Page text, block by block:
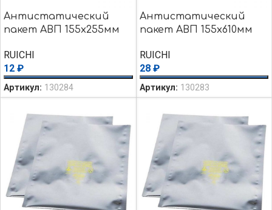
Антистатический
пакет АВП 155х255мм
RUICHI
12 ₽
Артикул: 130284
Антистатический
пакет АВП 155х610мм
RUICHI
28 ₽
Артикул: 130283